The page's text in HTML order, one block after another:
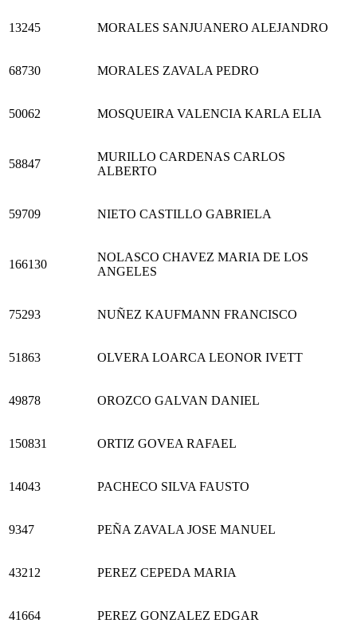
13245 MORALES SANJUANERO ALEJANDRO
68730 MORALES ZAVALA PEDRO
50062 MOSQUEIRA VALENCIA KARLA ELIA
58847
MURILLO CARDENAS CARLOS
ALBERTO
59709 NIETO CASTILLO GABRIELA
166130
NOLASCO CHAVEZ MARIA DE LOS
ANGELES
75293 NUÑEZ KAUFMANN FRANCISCO
51863 OLVERA LOARCA LEONOR IVETT
49878 OROZCO GALVAN DANIEL
150831 ORTIZ GOVEA RAFAEL
14043 PACHECO SILVA FAUSTO
9347 PEÑA ZAVALA JOSE MANUEL
43212 PEREZ CEPEDA MARIA
41664 PEREZ GONZALEZ EDGAR